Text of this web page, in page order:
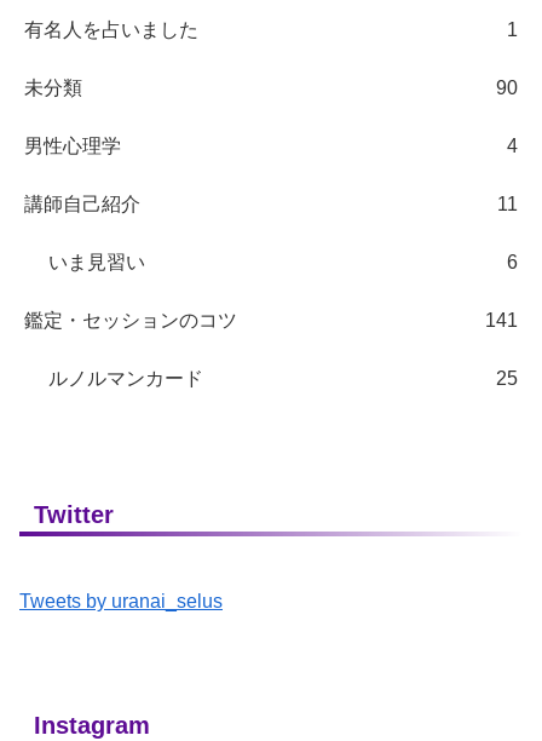
有名人を占いました 1
未分類 90
男性心理学 4
講師自己紹介 11
いま見習い 6
鑑定・セッションのコツ 141
ルノルマンカード 25
Twitter
Tweets by uranai_selus
Instagram